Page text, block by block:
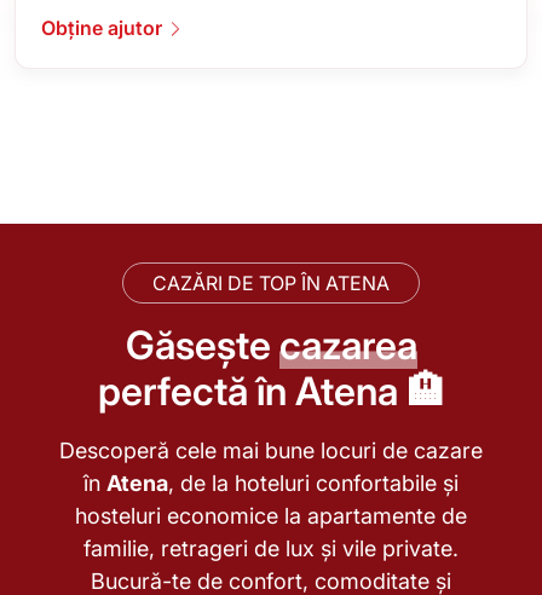
Obține ajutor
CAZĂRI DE TOP ÎN ATENA
Găsește cazarea
perfectă în Atena 🏨
Descoperă cele mai bune locuri de cazare
în Atena, de la hoteluri confortabile și
hosteluri economice la apartamente de
familie, retrageri de lux și vile private.
Bucură-te de confort, comoditate și